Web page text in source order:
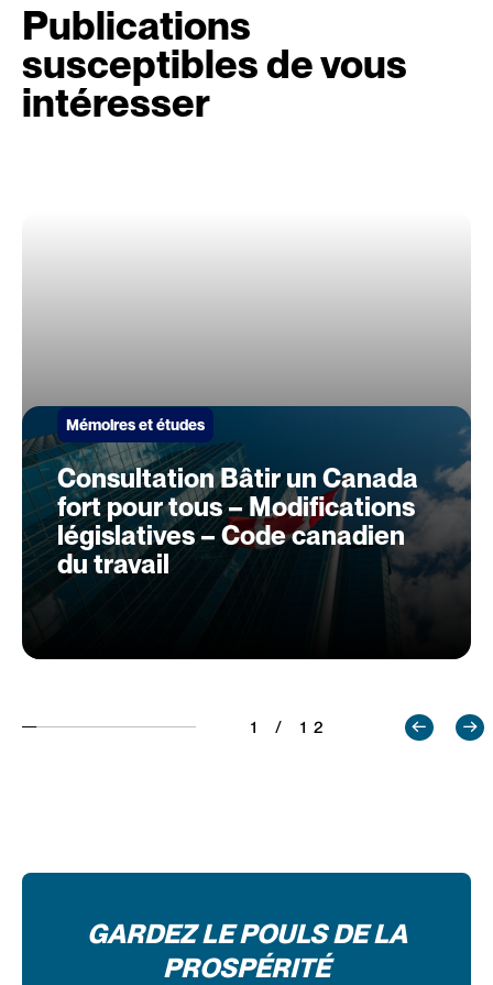
Publications
susceptibles de vous
intéresser
Mémoires et études
Consultation Bâtir un Canada
fort pour tous – Modifications
législatives – Code canadien
du travail
1 / 12
GARDEZ LE POULS DE LA
PROSPÉRITÉ